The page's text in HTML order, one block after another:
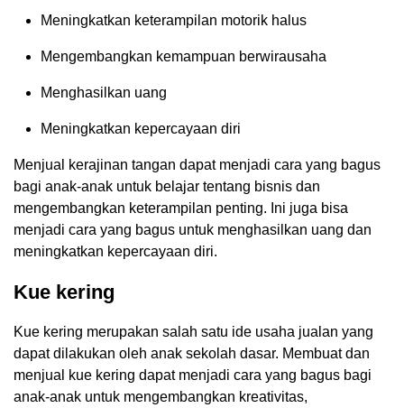
Meningkatkan keterampilan motorik halus
Mengembangkan kemampuan berwirausaha
Menghasilkan uang
Meningkatkan kepercayaan diri
Menjual kerajinan tangan dapat menjadi cara yang bagus
bagi anak-anak untuk belajar tentang bisnis dan
mengembangkan keterampilan penting. Ini juga bisa
menjadi cara yang bagus untuk menghasilkan uang dan
meningkatkan kepercayaan diri.
Kue kering
Kue kering merupakan salah satu ide usaha jualan yang
dapat dilakukan oleh anak sekolah dasar. Membuat dan
menjual kue kering dapat menjadi cara yang bagus bagi
anak-anak untuk mengembangkan kreativitas,